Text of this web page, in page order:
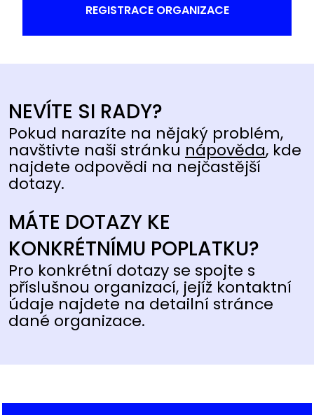
REGISTRACE ORGANIZACE
NEVÍTE SI RADY?
Pokud narazíte na nějaký problém,
navštivte naši stránku nápověda, kde
najdete odpovědi na nejčastější
dotazy.
MÁTE DOTAZY KE
KONKRÉTNÍMU POPLATKU?
Pro konkrétní dotazy se spojte s
příslušnou organizací, jejíž kontaktní
údaje najdete na detailní stránce
dané organizace.